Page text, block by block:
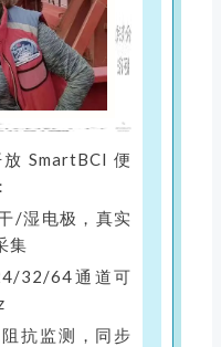
SmartBCI 便
/湿电极，真实
集
32/64通道可
抗监测，同步